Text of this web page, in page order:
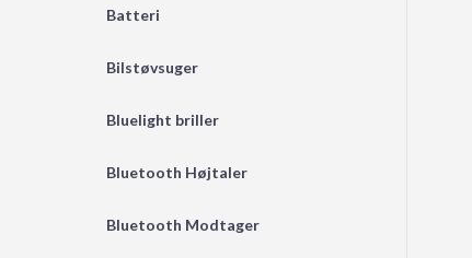
Batteri
Bilstøvsuger
Bluelight briller
Bluetooth Højtaler
Bluetooth Modtager